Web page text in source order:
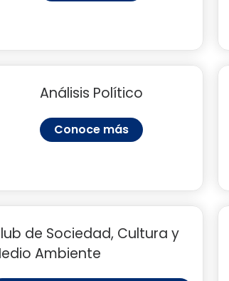
Análisis Político
Conoce más
de Sociedad, Cultura y
Ambiente